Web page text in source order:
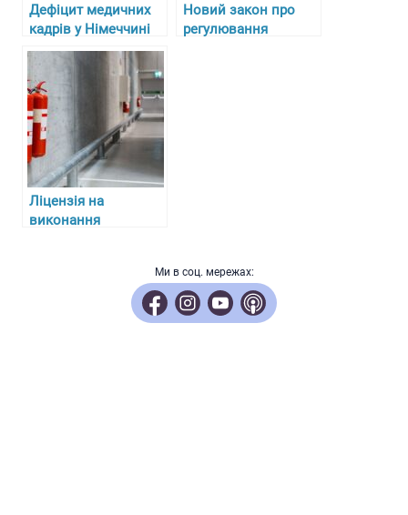
Дефіцит медичних
кадрів у Німеччині
та складнощі з
отриманням
ліцензій для лікарів-
біженців
Новий закон про
регулювання
Ліцензія на
виконання
Ми в соц. мережах: